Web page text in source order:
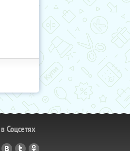
Соцсетях